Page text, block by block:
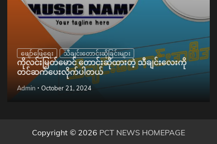
ဖျော်ဖြေရေး သီချင်းတောင်းဆိုခြင်းများ
ကိုလင်းမြတ်မောင် တောင်းဆိုထားတဲ့ သီချင်းလေးကို
တင်ဆက်ပေးလိုက်ပါတယ်
Admin October 21, 2024
Copyright © 2026 PCT NEWS HOMEPAGE